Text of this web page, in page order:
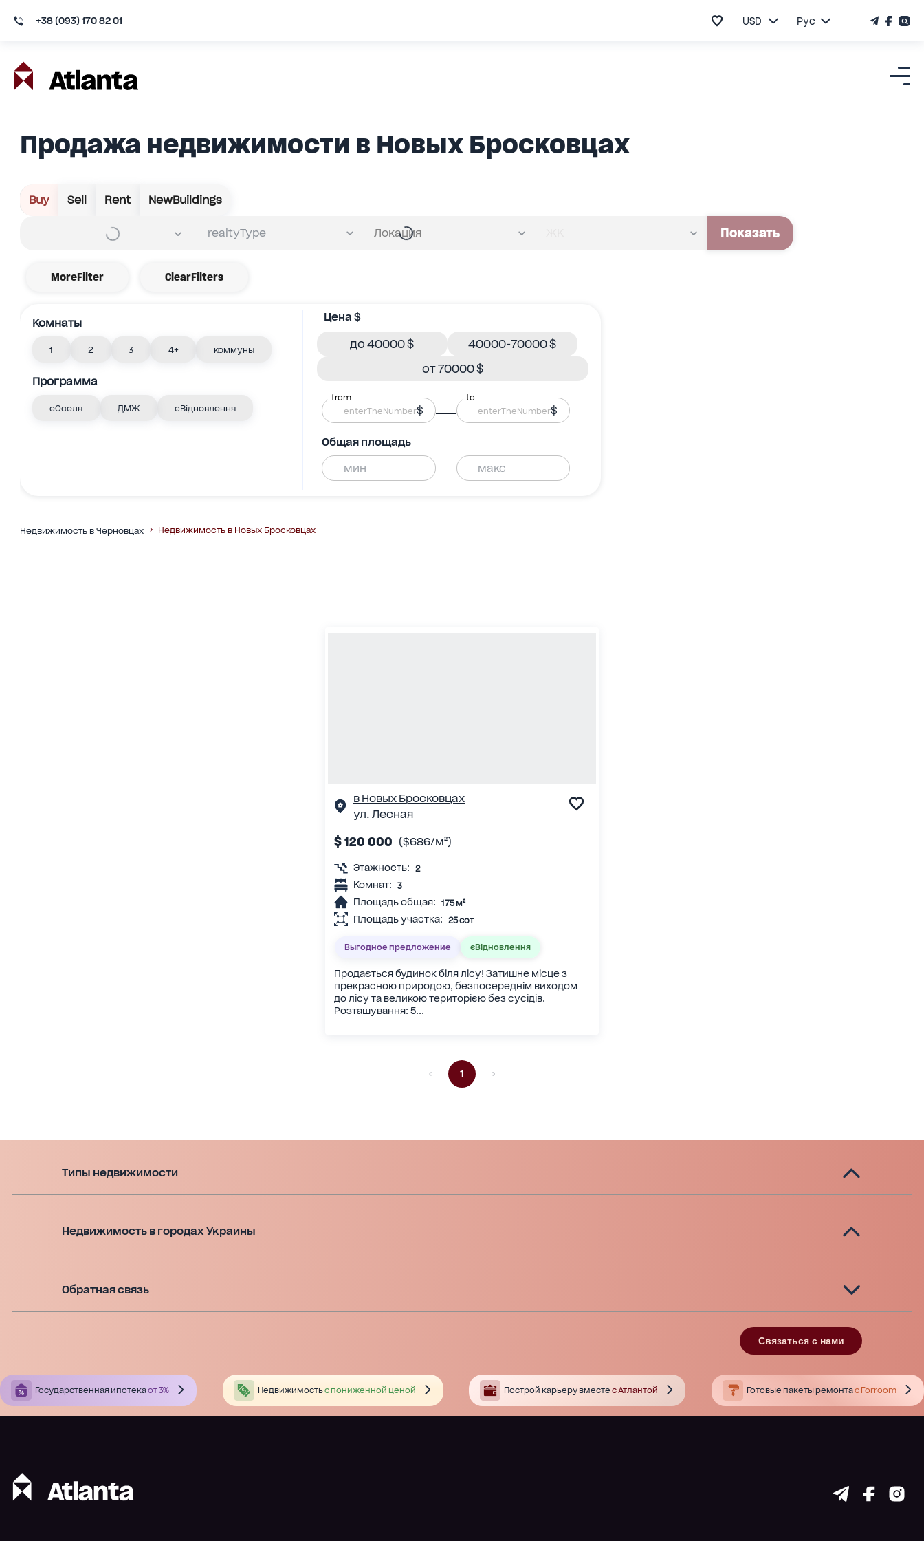
+38 (093) 170 82 01 USD Рус
Продажа недвижимости в Новых Бросковцах
Buy Sell Rent NewBuildings
Показать
MoreFilter ClearFilters
Комнаты
1 2 3 4+ коммуны
Программа
еОселя ДМЖ єВідновлення
Цена $
до 40000 $
40000-70000 $
от 70000 $
from
$
to
$
Общая площадь
Недвижимость в Черновцах Недвижимость в Новых Бросковцах
в Новых Бросковцах
ул. Лесная
$ 120 000 ($686/м²)
Этажность: 2
Комнат: 3
Площадь общая: 175 м²
Площадь участка: 25 сот
Выгодное предложение єВідновлення
Продається будинок біля лісу! Затишне місце з
прекрасною природою, безпосереднім виходом
до лісу та великою територією без сусідів.
Розташування: 5...
1
Типы недвижимости
Недвижимость в городах Украины
Обратная связь
Связаться с нами
Государственная ипотекаот 3% Недвижимостьс пониженной ценой Построй карьеру вместе с Атлантой Готовые пакеты ремонтас Forroom